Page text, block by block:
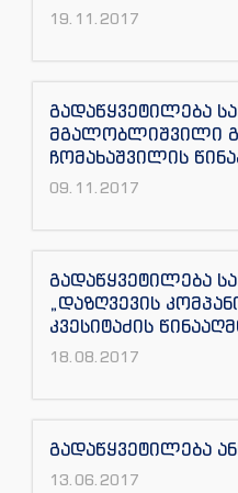
19.11.2017
გადაწყვეტილება
მგალობლიშვილი
ჩომახაშვილის
09.11.2017
გადაწყვეტილება
„დაზღვევის
კვესიტაძის
18.08.2017
გადაწყვეტილება
13.06.2017